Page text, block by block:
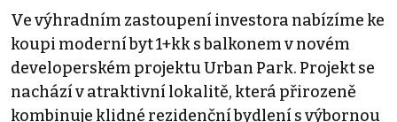
Ve výhradním zastoupení investora nabízíme ke
koupi moderní byt 1+kk s balkonem v novém
developerském projektu Urban Park. Projekt se
nachází v atraktivní lokalitě, která přirozeně
kombinuje klidné rezidenční bydlení s výbornou